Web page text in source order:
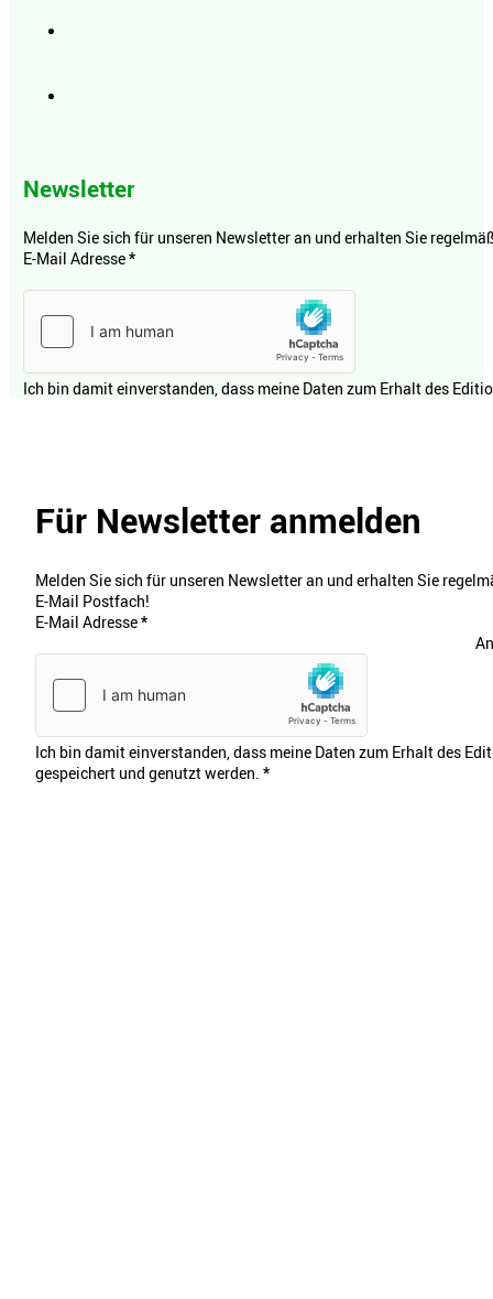
Newsletter
Melden Sie sich für unseren Newsletter an und erhalten Sie
E-Mail Adresse*
Ich bin damit einverstanden, dass meine Daten zum Erhalt des
Für Newsletter anmelden
Melden Sie sich für unseren Newsletter an und erhalten Sie
E-Mail Postfach!
E-Mail Adresse*
Ich bin damit einverstanden, dass meine Daten zum Erhalt des
gespeichert und genutzt werden. *